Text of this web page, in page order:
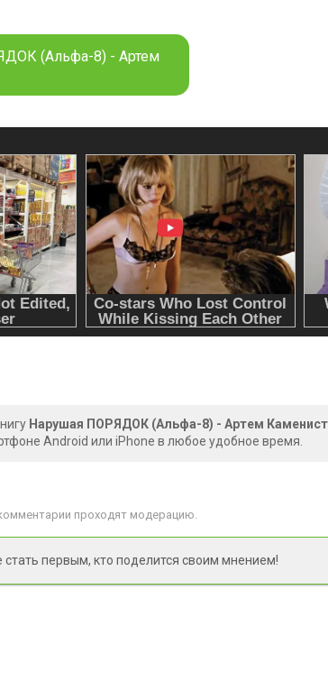
(Альфа-8) - Артем
Нарушая ПОРЯДОК (Альфа-8) - Артем
Android или iPhone в любое удобное время.
проходят модерацию.
первым, кто поделится своим мнением!